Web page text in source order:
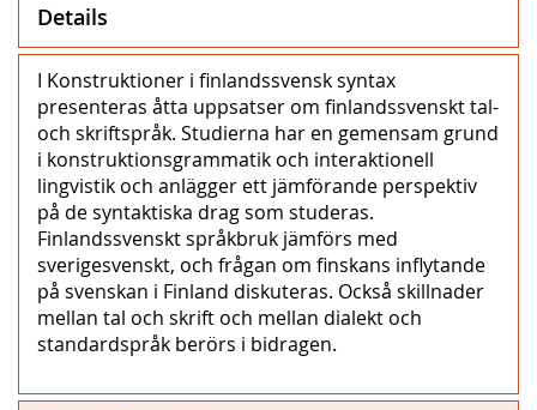
Details
I Konstruktioner i finlandssvensk syntax
presenteras åtta uppsatser om finlandssvenskt tal-
och skriftspråk. Studierna har en gemensam grund
i konstruktionsgrammatik och interaktionell
lingvistik och anlägger ett jämförande perspektiv
på de syntaktiska drag som studeras.
Finlandssvenskt språkbruk jämförs med
sverigesvenskt, och frågan om finskans inflytande
på svenskan i Finland diskuteras. Också skillnader
mellan tal och skrift och mellan dialekt och
standardspråk berörs i bidragen.